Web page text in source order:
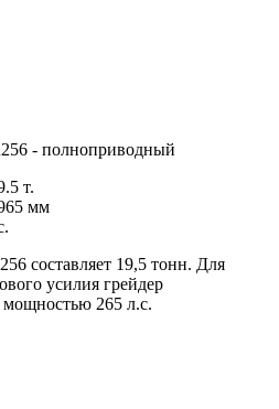
- полноприводный
т.
мм
составляет 19,5 тонн. Для
усилия грейдер
мощностью 265 л.с.